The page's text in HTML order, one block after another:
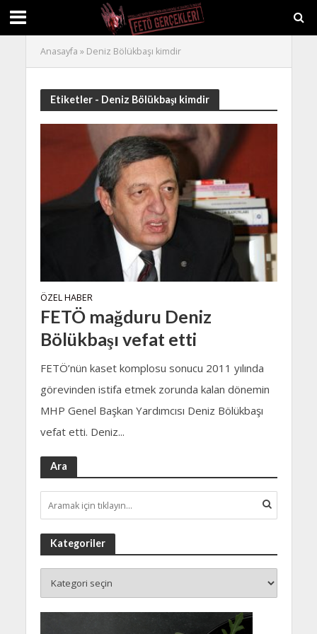
Anasayfa » Deniz Bölükbaşı kimdir
Etiketler - Deniz Bölükbaşı kimdir
ÖZEL HABER
FETÖ mağduru Deniz
Bölükbaşı vefat etti
FETÖ’nün kaset komplosu sonucu 2011 yılında
görevinden istifa etmek zorunda kalan dönemin
MHP Genel Başkan Yardımcısı Deniz Bölükbaşı
vefat etti. Deniz...
Ara
Kategoriler